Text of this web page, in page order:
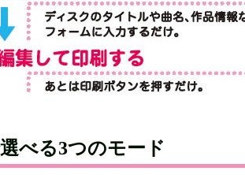
べる3つのモード